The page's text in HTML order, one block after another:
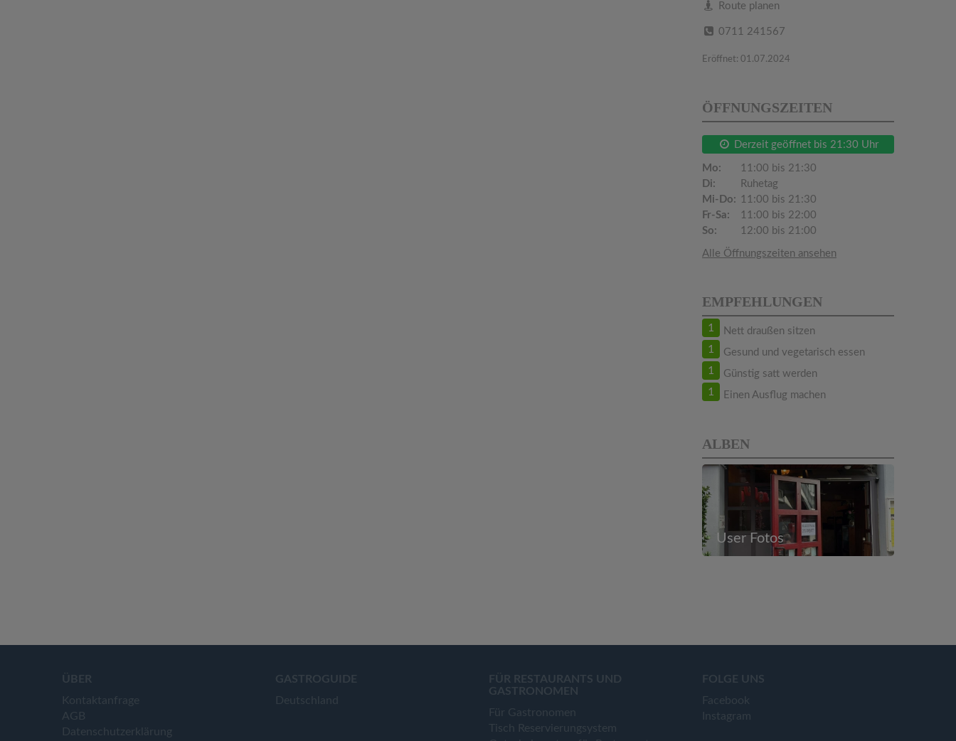
Route planen
0711 241567
Eröffnet: 01.07.2024
ÖFFNUNGSZEITEN
Derzeit geöffnet bis 21:30 Uhr
Mo:
11:00 bis 21:30
Di:
Ruhetag
Mi-Do: 11:00 bis 21:30
Fr-Sa:
11:00 bis 22:00
So:
12:00 bis 21:00
Alle Öffnungszeiten ansehen
EMPFEHLUNGEN
1 Nett draußen sitzen
1 Gesund und vegetarisch essen
1 Günstig satt werden
1 Einen Ausflug machen
ALBEN
User Fotos
ÜBER
Kontaktanfrage
AGB
Datenschutzerklärung
GASTROGUIDE
Deutschland
FÜR RESTAURANTS UND
GASTRONOMEN
Für Gastronomen
Tisch Reservierungsystem
FOLGE UNS
Facebook
Instagram